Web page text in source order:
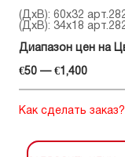
(ДхВ): 60x32
(ДхВ): 34x18
Диапазон цен на
€50 — €1,400
Как сделать заказ?